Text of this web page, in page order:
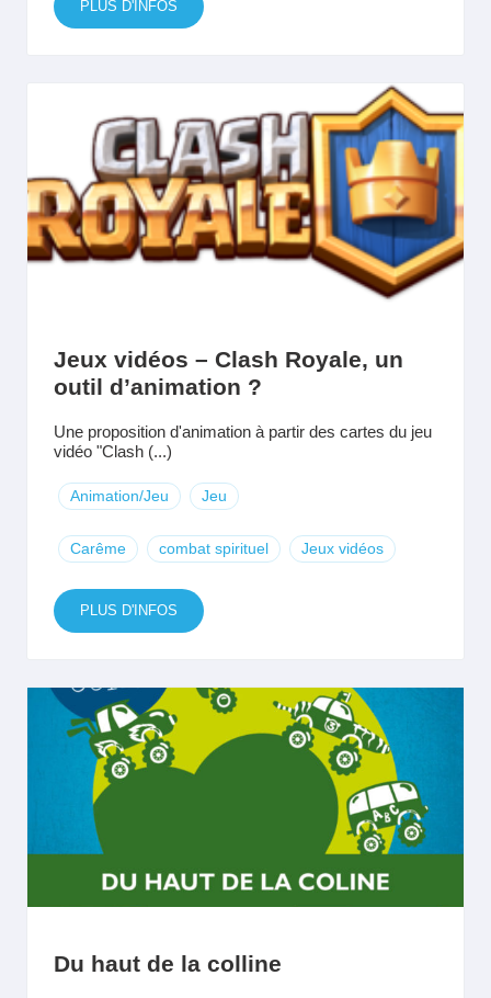
PLUS D'INFOS
Jeux vidéos – Clash Royale, un
outil d’animation ?
Une proposition d'animation à partir des cartes du jeu
vidéo "Clash (...)
Animation/Jeu Jeu
Carême combat spirituel Jeux vidéos
PLUS D'INFOS
Du haut de la colline